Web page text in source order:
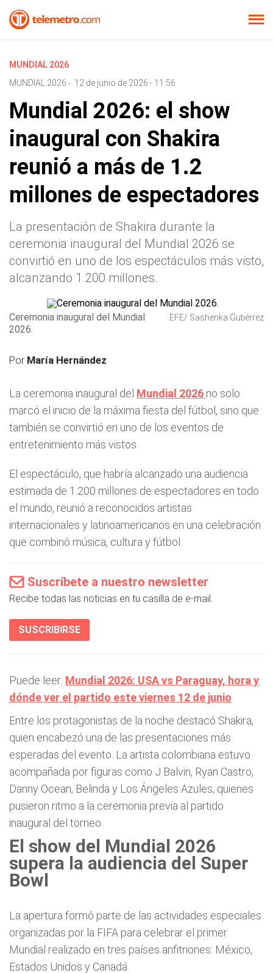
MUNDIAL 2026
MUNDIAL 2026 - 12 de junio de 2026 - 11:56
Mundial 2026: el show
inaugural con Shakira
reunió a más de 1.2
millones de espectadores
La presentación de Shakira durante la
ceremonia inaugural del Mundial 2026 se
convirtió en uno de los espectáculos más visto,
alcanzando 1.200 millones.
Ceremonia inaugural del Mundial
2026.
EFE/ Sashenka Gutiérrez
Por María Hernández
La ceremonia inaugural del Mundial 2026 no solo
marcó el inicio de la máxima fiesta del fútbol, sino que
también se convirtió en uno de los eventos de
entretenimiento más vistos.
El espectáculo, que habría alcanzado una audiencia
estimada de 1.200 millones de espectadores en todo
el mundo, reunió a reconocidos artistas
internacionales y latinoamericanos en una celebración
que combinó música, cultura y fútbol.
Suscríbete a nuestro newsletter
Recibe todas las noticias en tu casilla de e-mail.
SUSCRIBIRSE
Puede leer: Mundial 2026: USA vs Paraguay, hora y
dónde ver el partido este viernes 12 de junio
Entre los protagonistas de la noche destacó Shakira,
quien encabezó una de las presentaciones más
esperadas del evento. La artista colombiana estuvo
acompañada por figuras como J Balvin, Ryan Castro,
Danny Ocean, Belinda y Los Ángeles Azules, quienes
pusieron ritmo a la ceremonia previa al partido
inaugural del torneo.
El show del Mundial 2026
supera la audiencia del Super
Bowl
La apertura formó parte de las actividades especiales
organizadas por la FIFA para celebrar el primer
Mundial realizado en tres países anfitriones: México,
Estados Unidos y Canadá.